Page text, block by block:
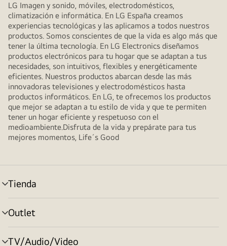
LG Imagen y sonido, móviles, electrodomésticos,
climatización e informática. En LG España creamos
experiencias tecnológicas y las aplicamos a todos nuestros
productos. Somos conscientes de que la vida es algo más que
tener la última tecnología. En LG Electronics diseñamos
productos electrónicos para tu hogar que se adaptan a tus
necesidades, son intuitivos, flexibles y energéticamente
eficientes. Nuestros productos abarcan desde las más
innovadoras televisiones y electrodomésticos hasta
productos informáticos. En LG, te ofrecemos los productos
que mejor se adaptan a tu estilo de vida y que te permiten
tener un hogar eficiente y respetuoso con el
medioambiente.Disfruta de la vida y prepárate para tus
mejores momentos, Life´s Good
Tienda
Alternar
menú
Outlet
Alternar
menú
TV/Audio/Video